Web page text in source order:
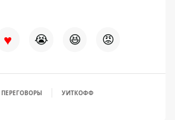
♥ 😭 😆 😡
УИТКОФФ